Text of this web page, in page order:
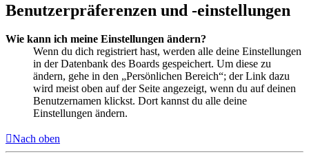
Benutzerpräferenzen und -einstellungen
Wie kann ich meine Einstellungen ändern?
Wenn du dich registriert hast, werden alle deine Einstellungen
in der Datenbank des Boards gespeichert. Um diese zu
ändern, gehe in den „Persönlichen Bereich“; der Link dazu
wird meist oben auf der Seite angezeigt, wenn du auf deinen
Benutzernamen klickst. Dort kannst du alle deine
Einstellungen ändern.
Nach oben